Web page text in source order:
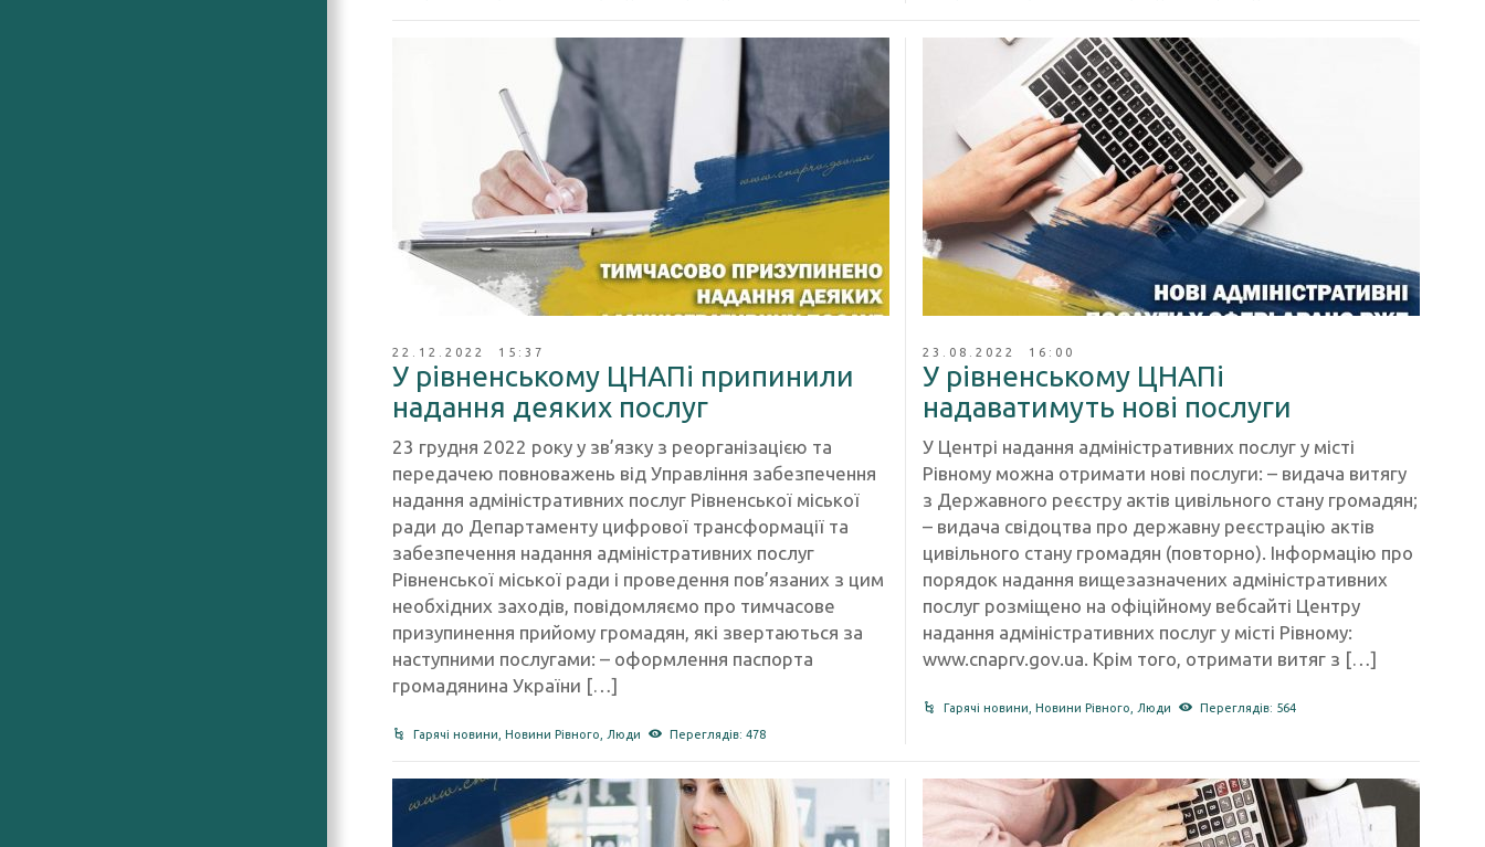
22.12.2022 15:37
У рівненському ЦНАПі припинили
надання деяких послуг
23 грудня 2022 року у зв’язку з реорганізацією та
передачею повноважень від Управління забезпечення
надання адміністративних послуг Рівненської міської
ради до Департаменту цифрової трансформації та
забезпечення надання адміністративних послуг
Рівненської міської ради і проведення пов’язаних з цим
необхідних заходів, повідомляємо про тимчасове
призупинення прийому громадян, які звертаються за
наступними послугами: – oформлення паспорта
громадянина України […]
Гарячі новини Новини Рівного Люди Переглядів: 478
23.08.2022 16:00
У рівненському ЦНАПі
надаватимуть нові послуги
У Центрі надання адміністративних послуг у місті
Рівному можна отримати нові послуги: – видача витягу
з Державного реєстру актів цивільного стану громадян;
– видача свідоцтва про державну реєстрацію актів
цивільного стану громадян (повторно). Інформацію про
порядок надання вищезазначених адміністративних
послуг розміщено на офіційному вебсайті Центру
надання адміністративних послуг у місті Рівному:
www.cnaprv.gov.ua. Крім того, отримати витяг з […]
Гарячі новини Новини Рівного Люди Переглядів: 564